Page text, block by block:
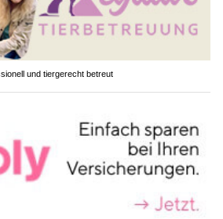
und tiergerecht betreut